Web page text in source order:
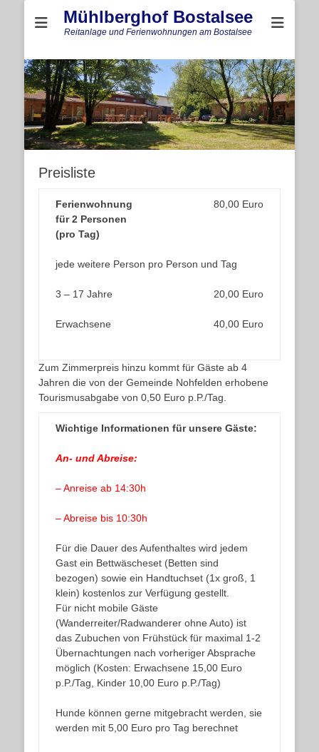
Mühlberghof Bostalsee
Reitanlage und Ferienwohnungen am Bostalsee
Preisliste
Ferienwohnung
für 2 Personen
(pro Tag)
80,00 Euro
jede weitere Person pro Person und Tag
3 – 17 Jahre 20,00 Euro
Erwachsene 40,00 Euro
Zum Zimmerpreis hinzu kommt für Gäste ab 4
Jahren die von der Gemeinde Nohfelden erhobene
Tourismusabgabe von 0,50 Euro p.P./Tag.
Wichtige Informationen für unsere Gäste:
An- und Abreise:
– Anreise ab 14:30h
– Abreise bis 10:30h
Für die Dauer des Aufenthaltes wird jedem
Gast ein Bettwäscheset (Betten sind
bezogen) sowie ein Handtuchset (1x groß, 1
klein) kostenlos zur Verfügung gestellt.
Für nicht mobile Gäste
(Wanderreiter/Radwanderer ohne Auto) ist
das Zubuchen von Frühstück für maximal 1-2
Übernachtungen nach vorheriger Absprache
möglich (Kosten: Erwachsene 15,00 Euro
p.P./Tag, Kinder 10,00 Euro p.P./Tag)
Hunde können gerne mitgebracht werden, sie
werden mit 5,00 Euro pro Tag berechnet